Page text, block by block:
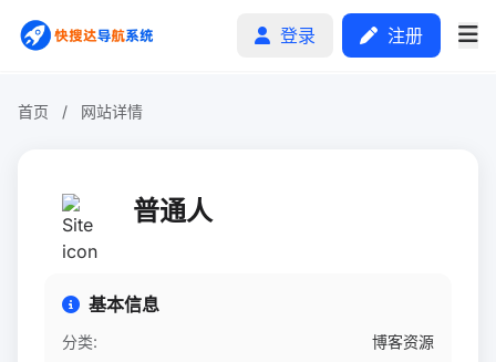
登录 注册
分类排行
首页 / 网站详情
普通人
基本信息
分类:
博客资源